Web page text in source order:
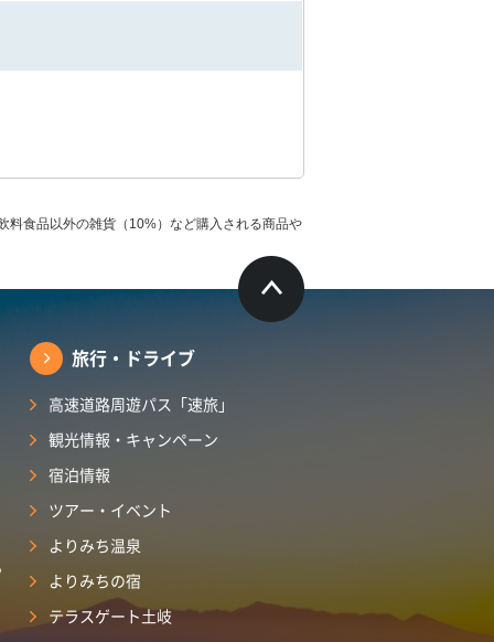
食品以外の雑貨（10%）など購入される商品や
旅行・ドライブ
高速道路周遊パス「速旅」
観光情報・キャンペーン
宿泊情報
ツアー・イベント
よりみち温泉
よりみちの宿
テラスゲート土岐